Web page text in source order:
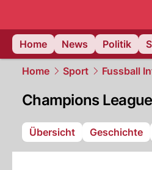
Home
News Politik
Home Sport Fussball
Champions League
Übersicht Geschichte